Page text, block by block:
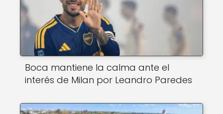
Boca mantiene la calma ante el
interés de Milan por Leandro Paredes